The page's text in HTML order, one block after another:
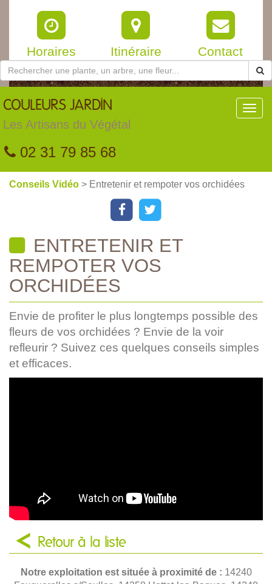
Horaires Itinéraire Contact
COULEURS JARDIN
Les Artisans du Végétal
02 31 79 85 68
Conseils Vidéo > Entretenir et rempoter vos orchidées
ENTRETENIR ET
REMPOTER VOS
ORCHIDÉES
Envie de profiter le plus longtemps possible des
fleurs de vos orchidées ? Envie de la voir
refleurir ? Suivez ces quelques conseils simples
et efficaces.
Retour à la liste
Notre exploitation est située à proximité de : 14240